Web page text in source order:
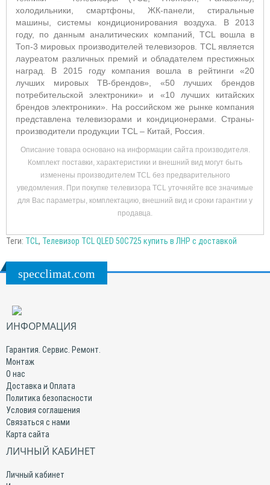
холодильники, смартфоны, ЖК-панели, стиральные
машины, системы кондиционирования воздуха. В 2013
году, по данным аналитических компаний, TCL вошла в
Топ-3 мировых производителей телевизоров. TCL является
лауреатом различных премий и обладателем престижных
наград. В 2015 году компания вошла в рейтинги «20
лучших мировых ТВ-брендов», «50 лучших брендов
потребительской электроники» и «10 лучших китайских
брендов электроники». На российском же рынке компания
представлена телевизорами и кондиционерами. Страны-
производители продукции TCL – Китай, Россия.
Описание товара основано на информации сайта производителя.
Комплект поставки, характеристики и внешний вид могут быть
изменены производителем TCL без предварительного
уведомления. При покупке телевизора TCL уточняйте все значимые
для Вас параметры, комплектацию, внешний вид и сроки гарантии у
продавца.
Теги: TCL, Телевизор TCL QLED 50C725 купить в ЛНР с доставкой
specclimat.com
ИНФОРМАЦИЯ
Гарантия. Сервис. Ремонт.
Монтаж
О нас
Доставка и Оплата
Политика безопасности
Условия соглашения
Связаться с нами
Карта сайта
ЛИЧНЫЙ КАБИНЕТ
Личный кабинет